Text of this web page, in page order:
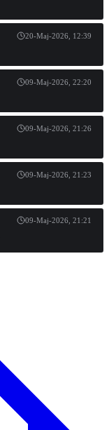
20-Maj-2026, 12:39
09-Maj-2026, 22:20
09-Maj-2026, 21:26
09-Maj-2026, 21:23
09-Maj-2026, 21:21